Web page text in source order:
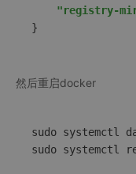
"registry-
然后重启docker
sudo systemctl
sudo system